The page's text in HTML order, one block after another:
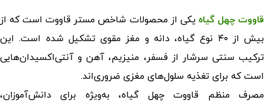
قاووت چهل گیاه یکی از محصولات شاخص مستر قاووت است که از
بیش از ۴۰ نوع گیاه، دانه و مغز مقوی تشکیل شده است. این
ترکیب سنتی سرشار از فسفر، منیزیم، آهن و آنتی‌اکسیدان‌هایی
است که برای تغذیه سلول‌های مغزی ضروری‌اند.
مصرف منظم قاووت چهل گیاه، به‌ویژه برای دانش‌آموزان،